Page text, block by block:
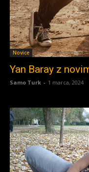
Novice
Yan Baray z
Samo Turk - 1 marca, 2024